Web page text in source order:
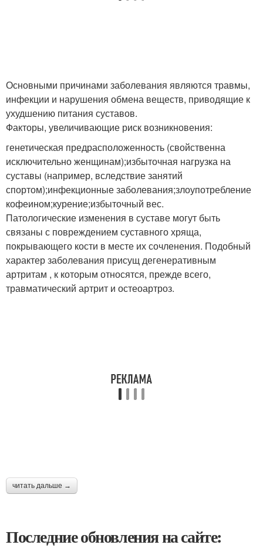
Основными причинами заболевания являются травмы,
инфекции и нарушения обмена веществ, приводящие к
ухудшению питания суставов.
Факторы, увеличивающие риск возникновения:
генетическая предрасположенность (свойственна
исключительно женщинам);избыточная нагрузка на
суставы (например, вследствие занятий
спортом);инфекционные заболевания;злоупотребление
кофеином;курение;избыточный вес.
Патологические изменения в суставе могут быть
связаны с повреждением суставного хряща,
покрывающего кости в месте их сочленения. Подобный
характер заболевания присущ дегенеративным
артритам , к которым относятся, прежде всего,
травматический артрит и остеоартроз.
читать дальше →
Последние обновления на сайте: